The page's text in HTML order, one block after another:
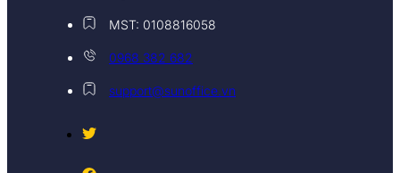
MST: 0108816058
0968 382 682
support@sunoffice.vn